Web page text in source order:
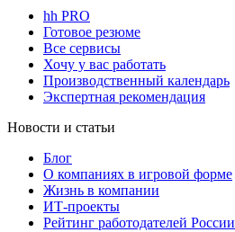
hh PRO
Готовое резюме
Все сервисы
Хочу у вас работать
Производственный календарь
Экспертная рекомендация
Новости и статьи
Блог
О компаниях в игровой форме
Жизнь в компании
ИТ-проекты
Рейтинг работодателей России